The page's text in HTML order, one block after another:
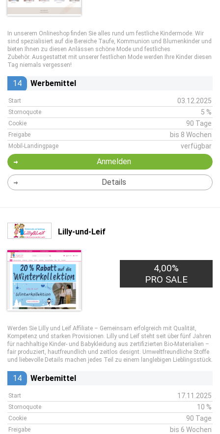
In unserem Onlineshop finden Sie alles rund um festliche Kindermode. Wir
sind spezialisiert auf die Bereiche Taufe, Kommunion und Blumenkinder und
bieten Ihnen zu diesen Anlässen schöne Mode und festliches
Zubehör. Ausgestattet mit unserer festlichen Mode werden Ihre Kinder diesen
Tag niemals vergessen!
14 Werbemittel
Start 03.12.2025
Stornoquote 5 %
Cookie 90 Tage
Freigabe bis 8 Wochen
Mobil-Landingpage verfügbar
Anmelden
Details
Lilly-und-Leif
4,00%
PRO SALE
Werden Sie Lilly und Leif Affiliate – Gemeinsam erfolgreich mit Qualität,
Kompetenz und starken Provisionen. Lilly und Leif steht seit über fünf Jahren
für nachhaltige Kinder- und Babykleidung aus zertifizierten Bio-Materialien –
fair produziert, hautfreundlich und zeitlos designt. Umweltfreundliche Stoffe
und liebevolle Details machen jedes Teil zu einem langlebigen Lieblingsstück.
14 Werbemittel
Start 17.11.2025
Stornoquote 10 %
Cookie 90 Tage
Freigabe bis 6 Wochen